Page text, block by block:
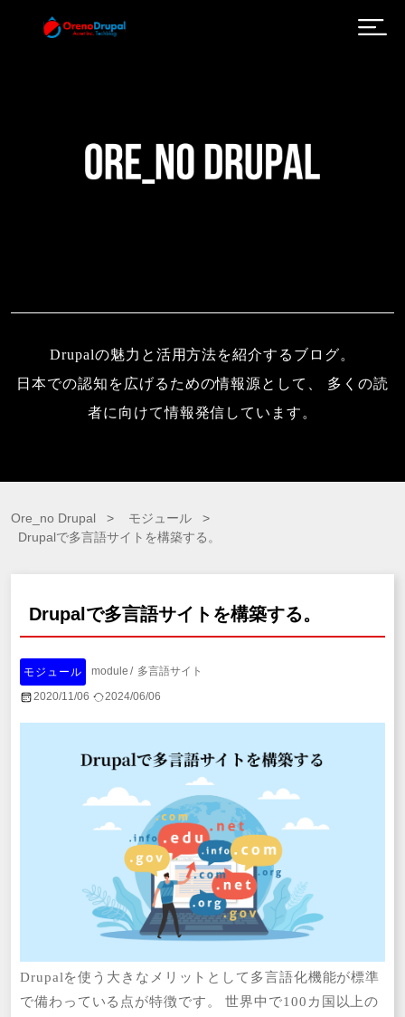
Drupalの魅力と活用方法を紹介するブログ。
日本での認知を広げるための情報源として、 多くの読
者に向けて情報発信しています。
Ore_no Drupal
モジュール
Drupalで多言語サイトを構築する。
Drupalで多言語サイトを構築する。
モジュール module
多言語サイト
2020/11/06
2024/06/06
Drupalを使う大きなメリットとして多言語化機能が標準
で備わっている点が特徴です。 世界中で100カ国以上の